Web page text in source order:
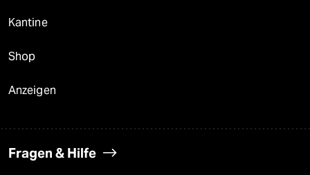
Kantine
Shop
Anzeigen
Fragen & Hilfe